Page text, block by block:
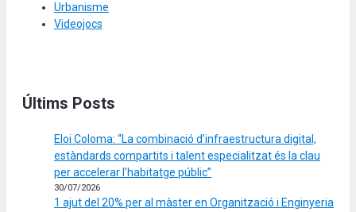
Urbanisme
Videojocs
Últims Posts
Eloi Coloma: “La combinació d’infraestructura digital,
estàndards compartits i talent especialitzat és la clau
per accelerar l’habitatge públic”
30/07/2026
1 ajut del 20% per al màster en Organització i Enginyeria